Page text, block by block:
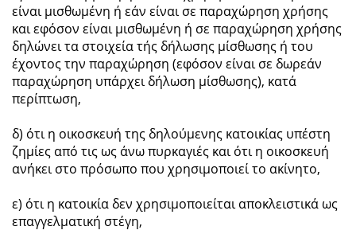
είναι μισθωμένη ή εάν είναι σε παραχώρηση χρήσης
και εφόσον είναι μισθωμένη ή σε παραχώρηση χρήσης
δηλώνει τα στοιχεία τής δήλωσης μίσθωσης ή του
έχοντος την παραχώρηση (εφόσον είναι σε δωρεάν
παραχώρηση υπάρχει δήλωση μίσθωσης), κατά
περίπτωση,
δ) ότι η οικοσκευή της δηλούμενης κατοικίας υπέστη
ζημίες από τις ως άνω πυρκαγιές και ότι η οικοσκευή
ανήκει στο πρόσωπο που χρησιμοποιεί το ακίνητο,
ε) ότι η κατοικία δεν χρησιμοποιείται αποκλειστικά ως
επαγγελματική στέγη,